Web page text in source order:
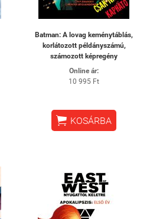
Batman: A lovag keménytáblás,
korlátozott példányszámú,
számozott képregény
Online ár:
10 995 Ft
 KOSÁRBA